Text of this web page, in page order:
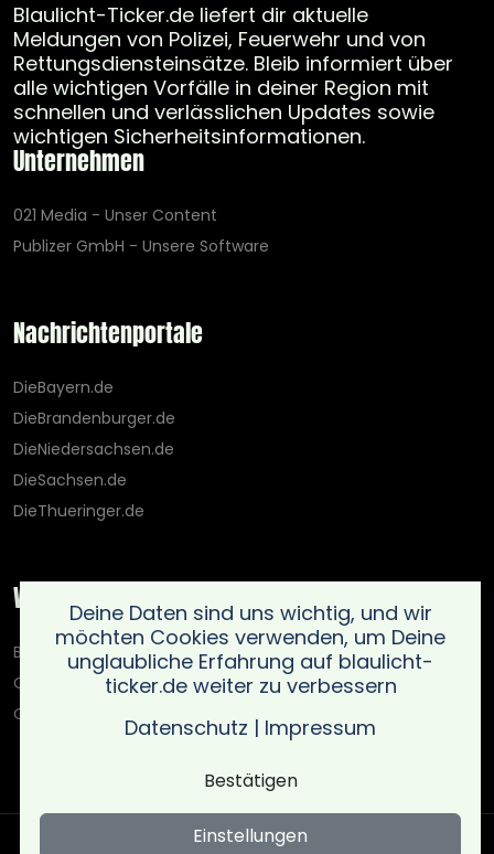
Blaulicht-Ticker.de liefert dir aktuelle
Meldungen von Polizei, Feuerwehr und von
Rettungsdiensteinsätze. Bleib informiert über
alle wichtigen Vorfälle in deiner Region mit
schnellen und verlässlichen Updates sowie
wichtigen Sicherheitsinformationen.
Unternehmen
021 Media - Unser Content
Publizer GmbH - Unsere Software
Nachrichtenportale
DieBayern.de
DieBrandenburger.de
DieNiedersachsen.de
DieSachsen.de
DieThueringer.de
Weitere Portale
Blaulicht-Ticker.de
Oberlausitz.holiday
OnlinedatingKompass.de
Copyright © Blaulicht Ticker 2026 .Ein Service der 021 Media
Deine Daten sind uns wichtig, und wir
möchten Cookies verwenden, um Deine
unglaubliche Erfahrung auf blaulicht-
ticker.de weiter zu verbessern
Datenschutz | Impressum
Bestätigen
Einstellungen